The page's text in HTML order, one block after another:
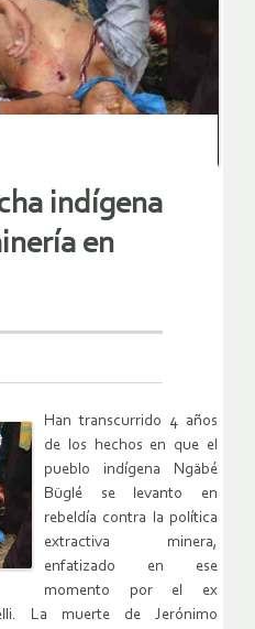
indígena
en
Han transcurrido 4 años
de los hechos en que el
pueblo indígena Ngäbé
Büglé se levanto en
rebeldía contra la política
extractiva minera,
enfatizado en ese
momento por el ex
La muerte de Jerónimo